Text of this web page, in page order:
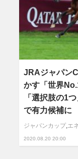
2020.08.20 20:00
JRAジャパン
かす「世界
「選択肢の1
で有力候補に
ジャパンカップ,エ